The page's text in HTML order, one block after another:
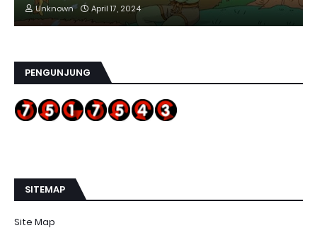
Unknown April 17, 2024
PENGUNJUNG
SITEMAP
Site Map